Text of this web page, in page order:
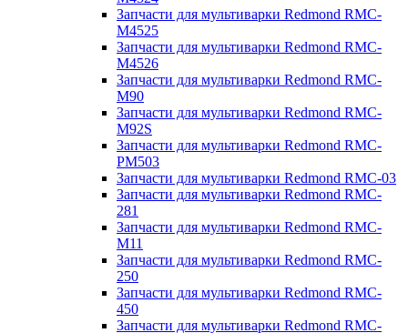
Запчасти для мультиварки Redmond RMC-
M4525
Запчасти для мультиварки Redmond RMC-
M4526
Запчасти для мультиварки Redmond RMC-
M90
Запчасти для мультиварки Redmond RMC-
M92S
Запчасти для мультиварки Redmond RMC-
PM503
Запчасти для мультиварки Redmond RMC-03
Запчасти для мультиварки Redmond RMC-
281
Запчасти для мультиварки Redmond RMC-
M11
Запчасти для мультиварки Redmond RMC-
250
Запчасти для мультиварки Redmond RMC-
450
Запчасти для мультиварки Redmond RMC-